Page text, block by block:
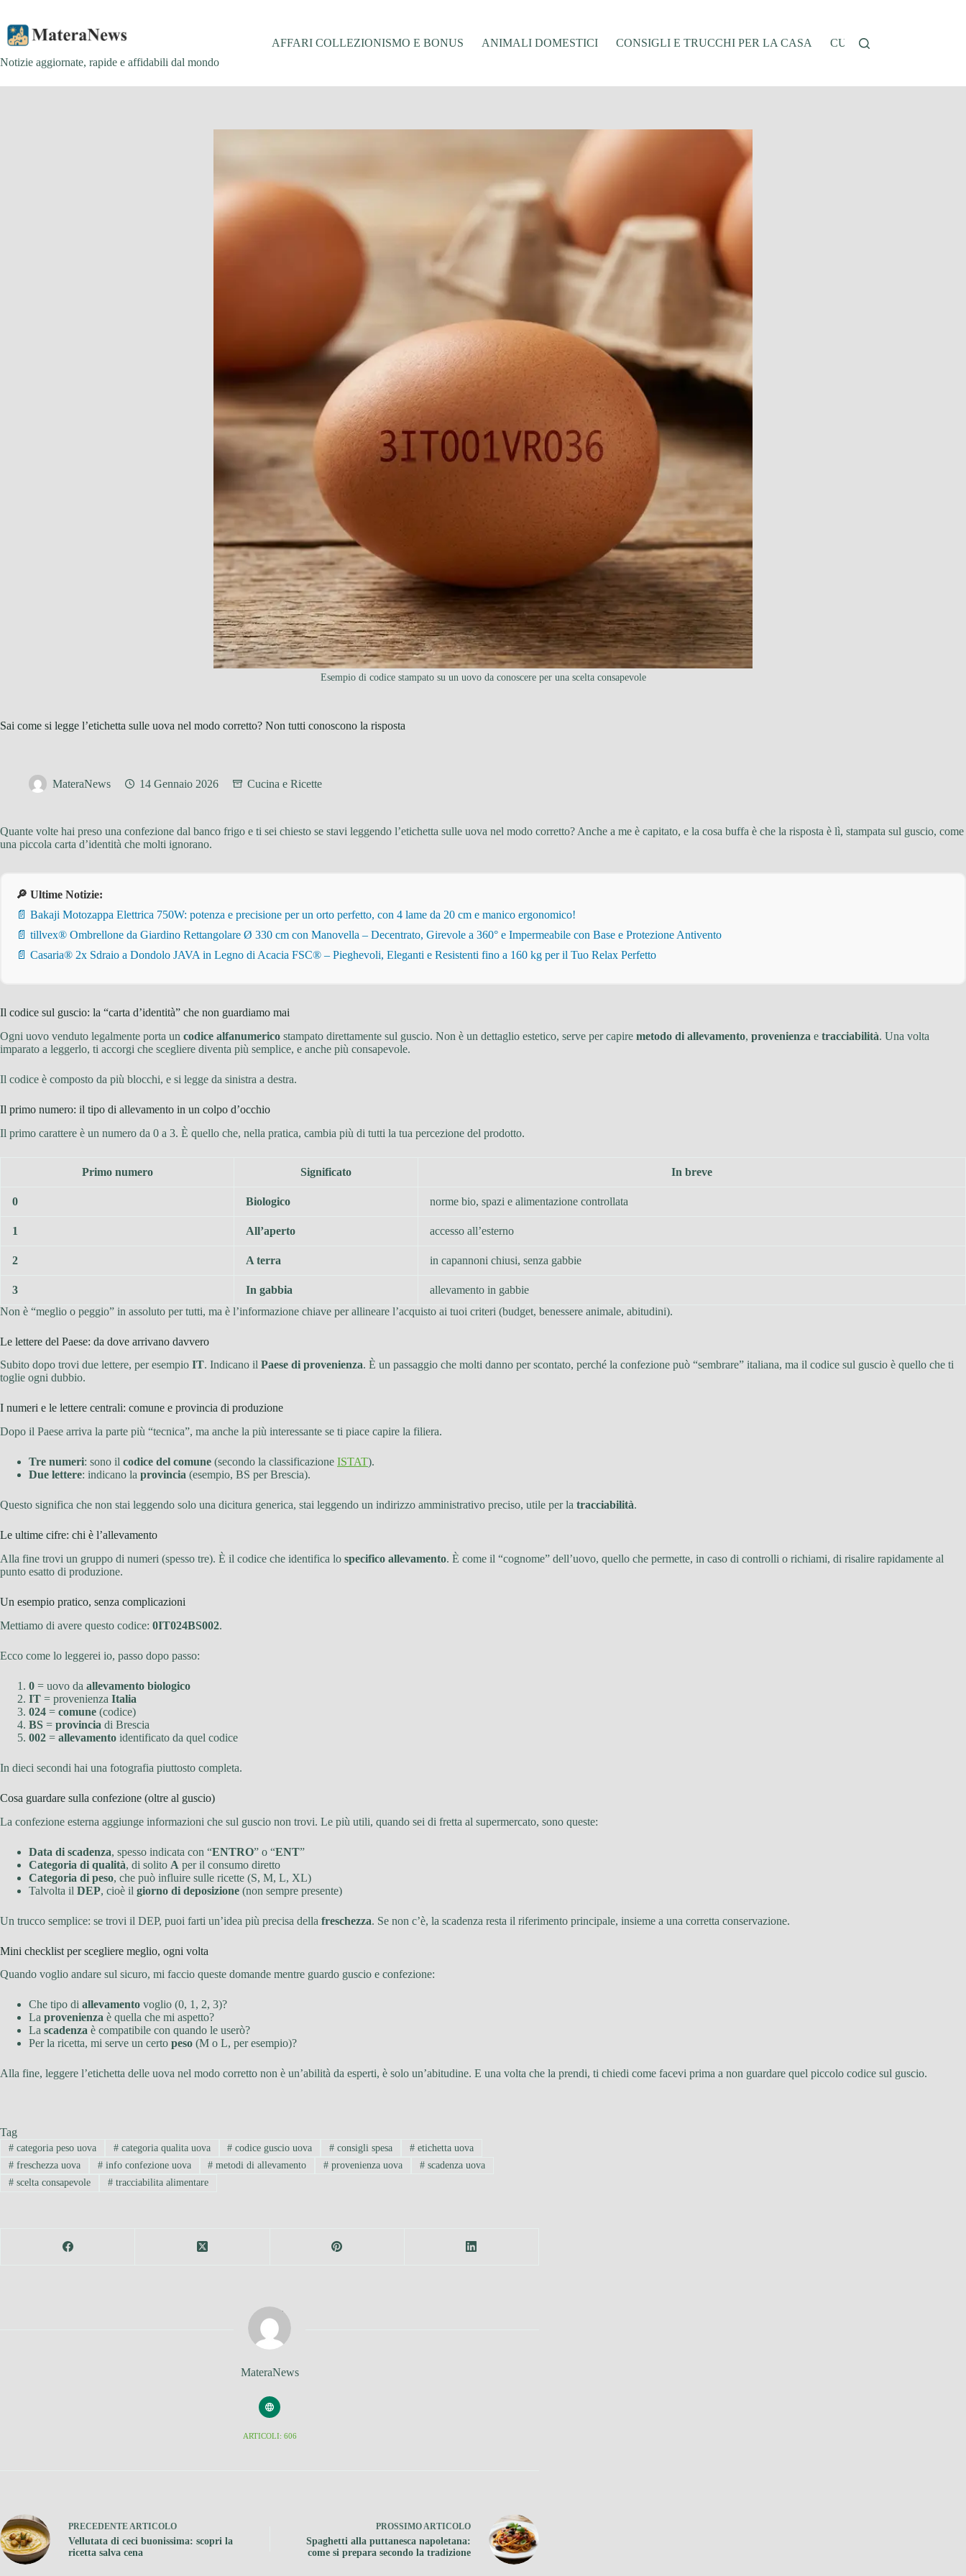
contenuto
Notizie aggiornate, rapide e affidabili dal mondo
AFFARI COLLEZIONISMO E BONUS ANIMALI DOMESTICI CONSIGLI E TRUCCHI PER LA CASA CUCINA E RICETTE
Esempio di codice stampato su un uovo da conoscere per una scelta consapevole
Sai come si legge l’etichetta sulle uova nel modo corretto? Non tutti conoscono la risposta
MateraNews 14 Gennaio 2026 Cucina e Ricette
Quante volte hai preso una confezione dal banco frigo e ti sei chiesto se stavi leggendo l’etichetta sulle uova nel modo corretto? Anche a me è capitato, e la cosa buffa è che la risposta è lì, stampata sul guscio, come
una piccola carta d’identità che molti ignorano.
🔎 Ultime Notizie:
📄 Bakaji Motozappa Elettrica 750W: potenza e precisione per un orto perfetto, con 4 lame da 20 cm e manico ergonomico!
📄 tillvex® Ombrellone da Giardino Rettangolare Ø 330 cm con Manovella – Decentrato, Girevole a 360° e Impermeabile con Base e Protezione Antivento
📄 Casaria® 2x Sdraio a Dondolo JAVA in Legno di Acacia FSC® – Pieghevoli, Eleganti e Resistenti fino a 160 kg per il Tuo Relax Perfetto
Il codice sul guscio: la “carta d’identità” che non guardiamo mai
Ogni uovo venduto legalmente porta un codice alfanumerico stampato direttamente sul guscio. Non è un dettaglio estetico, serve per capire metodo di allevamento, provenienza e tracciabilità. Una volta
imparato a leggerlo, ti accorgi che scegliere diventa più semplice, e anche più consapevole.
Il codice è composto da più blocchi, e si legge da sinistra a destra.
Il primo numero: il tipo di allevamento in un colpo d’occhio
Il primo carattere è un numero da 0 a 3. È quello che, nella pratica, cambia più di tutti la tua percezione del prodotto.
Primo numero Significato In breve
0 Biologico norme bio, spazi e alimentazione controllata
1 All’aperto accesso all’esterno
2 A terra in capannoni chiusi, senza gabbie
3 In gabbia
allevamento in gabbie
Non è “meglio o peggio” in assoluto per tutti, ma è l’informazione chiave per allineare l’acquisto ai tuoi criteri (budget, benessere animale, abitudini).
Le lettere del Paese: da dove arrivano davvero
Subito dopo trovi due lettere, per esempio IT. Indicano il Paese di provenienza. È un passaggio che molti danno per scontato, perché la confezione può “sembrare” italiana, ma il codice sul guscio è quello che ti
toglie ogni dubbio.
I numeri e le lettere centrali: comune e provincia di produzione
Dopo il Paese arriva la parte più “tecnica”, ma anche la più interessante se ti piace capire la filiera.
Tre numeri: sono il codice del comune (secondo la classificazione ISTAT).
Due lettere: indicano la provincia (esempio, BS per Brescia).
Questo significa che non stai leggendo solo una dicitura generica, stai leggendo un indirizzo amministrativo preciso, utile per la tracciabilità.
Le ultime cifre: chi è l’allevamento
Alla fine trovi un gruppo di numeri (spesso tre). È il codice che identifica lo specifico allevamento. È come il “cognome” dell’uovo, quello che permette, in caso di controlli o richiami, di risalire rapidamente al
punto esatto di produzione.
Un esempio pratico, senza complicazioni
Mettiamo di avere questo codice: 0IT024BS002.
Ecco come lo leggerei io, passo dopo passo:
0 = uovo da allevamento biologico
IT = provenienza Italia
024 = comune (codice)
BS = provincia di Brescia
002 = allevamento identificato da quel codice
In dieci secondi hai una fotografia piuttosto completa.
Cosa guardare sulla confezione (oltre al guscio)
La confezione esterna aggiunge informazioni che sul guscio non trovi. Le più utili, quando sei di fretta al supermercato, sono queste:
Data di scadenza, spesso indicata con “ENTRO” o “ENT”
Categoria di qualità, di solito A per il consumo diretto
Categoria di peso, che può influire sulle ricette (S, M, L, XL)
Talvolta il DEP, cioè il giorno di deposizione (non sempre presente)
Un trucco semplice: se trovi il DEP, puoi farti un’idea più precisa della freschezza. Se non c’è, la scadenza resta il riferimento principale, insieme a una corretta conservazione.
Mini checklist per scegliere meglio, ogni volta
Quando voglio andare sul sicuro, mi faccio queste domande mentre guardo guscio e confezione:
Che tipo di allevamento voglio (0, 1, 2, 3)?
La provenienza è quella che mi aspetto?
La scadenza è compatibile con quando le userò?
Per la ricetta, mi serve un certo peso (M o L, per esempio)?
Alla fine, leggere l’etichetta delle uova nel modo corretto non è un’abilità da esperti, è solo un’abitudine. E una volta che la prendi, ti chiedi come facevi prima a non guardare quel piccolo codice sul guscio.
Tag
#categoria peso uova #categoria qualita uova # codice guscio uova # consigli spesa # etichetta uova
#freschezza uova #info confezione uova # metodi di allevamento # provenienza uova # scadenza uova
#scelta consapevole #tracciabilita alimentare
MateraNews
ARTICOLI: 606
PRECEDENTEARTICOLO
Vellutata di ceci buonissima: scopri la
ricetta salva cena
PROSSIMOARTICOLO
Spaghetti alla puttanesca napoletana:
come si prepara secondo la tradizione